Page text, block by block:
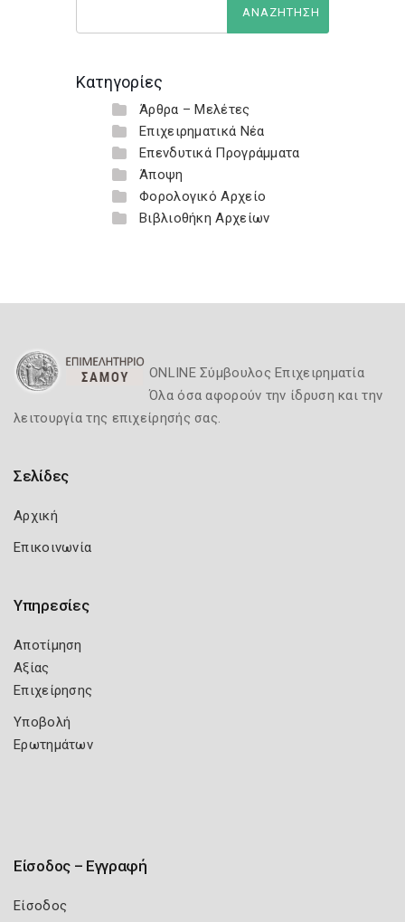
Κατηγορίες
Άρθρα – Μελέτες
Επιχειρηματικά Νέα
Επενδυτικά Προγράμματα
Άποψη
Φορολογικό Αρχείο
Βιβλιοθήκη Αρχείων
ONLINE Σύμβουλος Επιχειρηματία
Όλα όσα αφορούν την ίδρυση και την
λειτουργία της επιχείρησής σας.
Σελίδες
Αρχική
Επικοινωνία
Υπηρεσίες
Αποτίμηση
Αξίας
Επιχείρησης
Υποβολή
Ερωτημάτων
Είσοδος – Εγγραφή
Είσοδος